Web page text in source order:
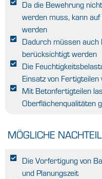
Da die Bewehrung
werden muss, kann
werden
Dadurch müssen auch
berücksichtigt werden
Die
Einsatz von Fertigteilen
Mit Betonfertigteilen
Oberflächenqualitäten
MÖGLICHE
Die Vorfertigung von
und Planungszeit